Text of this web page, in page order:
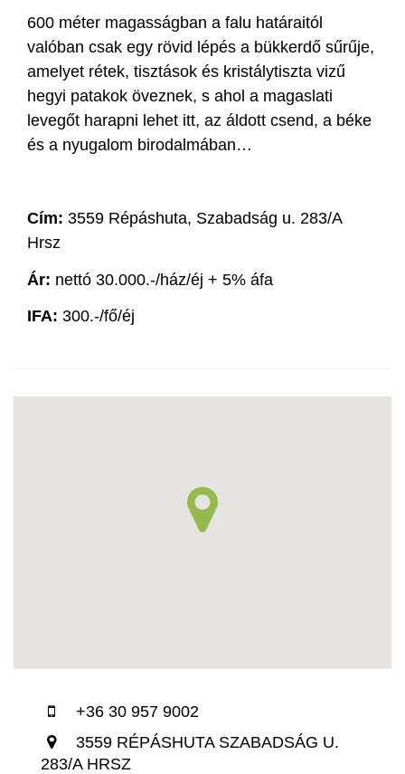
600 méter magasságban a falu határaitól
valóban csak egy rövid lépés a bükkerdő sűrűje,
amelyet rétek, tisztások és kristálytiszta vizű
hegyi patakok öveznek, s ahol a magaslati
levegőt harapni lehet itt, az áldott csend, a béke
és a nyugalom birodalmában…
Cím: 3559 Répáshuta, Szabadság u. 283/A
Hrsz
Ár: nettó 30.000.-/ház/éj + 5% áfa
IFA: 300.-/fő/éj
+36 30 957 9002
3559 RÉPÁSHUTA SZABADSÁG U.
283/A HRSZ